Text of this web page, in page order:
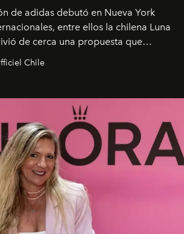
de adidas debutó en Nueva York
entre ellos la chilena Luna
de cerca una propuesta que
Chile